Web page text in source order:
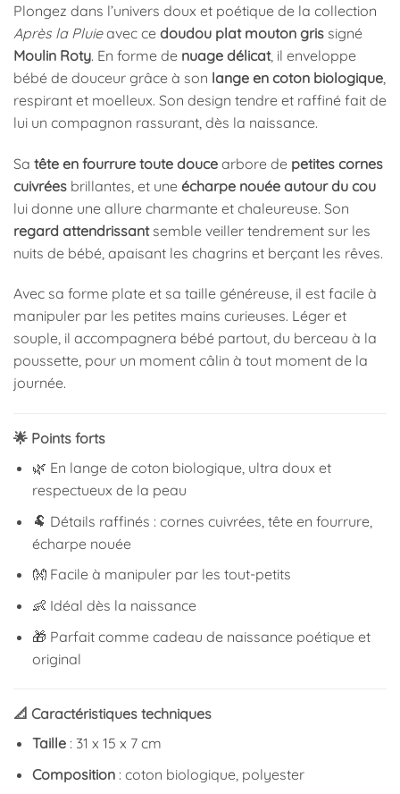
Plongez dans l’univers doux et poétique de la collection
Après la Pluieavec ce doudou plat mouton gris signé
Moulin Roty. En forme de nuage délicat, il enveloppe
bébé de douceur grâce à son lange en coton biologique
respirant et moelleux. Son design tendre et raffiné fait de
lui un compagnon rassurant, dès la naissance.
Sa tête en fourrure toute douce arbore de petites cornes
cuivrées brillantes, et une écharpe nouée autour du cou
lui donne une allure charmante et chaleureuse. Son
regard attendrissantsemble veiller tendrement sur les
nuits de bébé, apaisant les chagrins et berçant les rêves.
Avec sa forme plate et sa taille généreuse, il est facile à
manipuler par les petites mains curieuses. Léger et
souple, il accompagnera bébé partout, du berceau à la
poussette, pour un moment câlin à tout moment de la
journée.
🌟 Points forts
🌿 En lange de coton biologique, ultra doux et
respectueux de la peau
🐏 Détails raffinés : cornes cuivrées, tête en fourrure,
écharpe nouée
👐 Facile à manipuler par les tout-petits
👶 Idéal dès la naissance
🎁 Parfait comme cadeau de naissance poétique et
original
📐 Caractéristiques techniques
Taille: 31 x 15 x 7 cm
Composition: coton biologique, polyester